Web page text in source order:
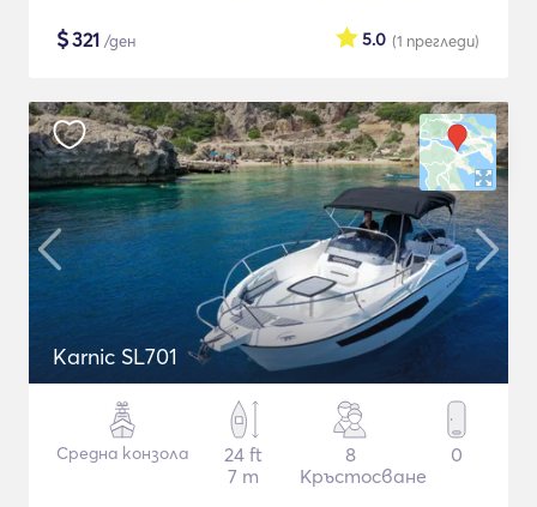
$321 /ден (1 прегледи)
5.0
Karnic SL701
Средна конзола
24 ft
7 m
8
Кръстосване
0